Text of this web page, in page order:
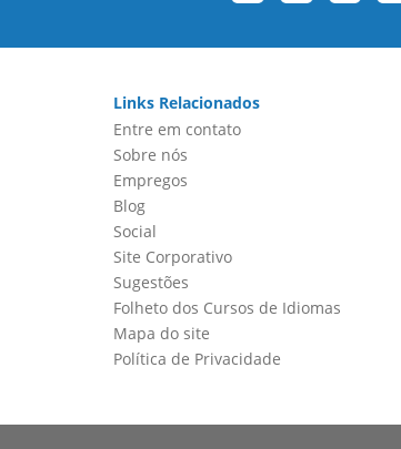
Links Relacionados
Entre em contato
Sobre nós
Empregos
Blog
Social
Site Corporativo
Sugestões
Folheto dos Cursos de Idiomas
Mapa do site
Política de Privacidade